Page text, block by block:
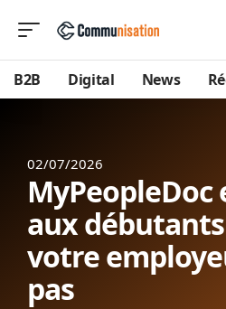
B2B Digital News
02/07/2026
MyPeopleDoc
aux
votre
pas